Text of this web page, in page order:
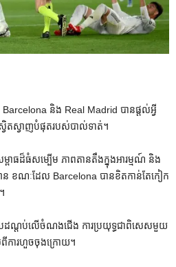
និង Real Madrid បានផ្តល់អ្វី
វិតស្វាញបំផុតរបស់បាល់ទាត់។
ពាធដ៏ធំសម្បើម ភាពតានតឹងក្នុងអារម្មណ៍ និង
ន ខណៈដែល Barcelona បានខិតកាន់តែកៀក
ដណ្តប់លើចំណងជើង ការប្រយុទ្ធជាពិសេសមួយ
ការហួចចុងក្រោយ។